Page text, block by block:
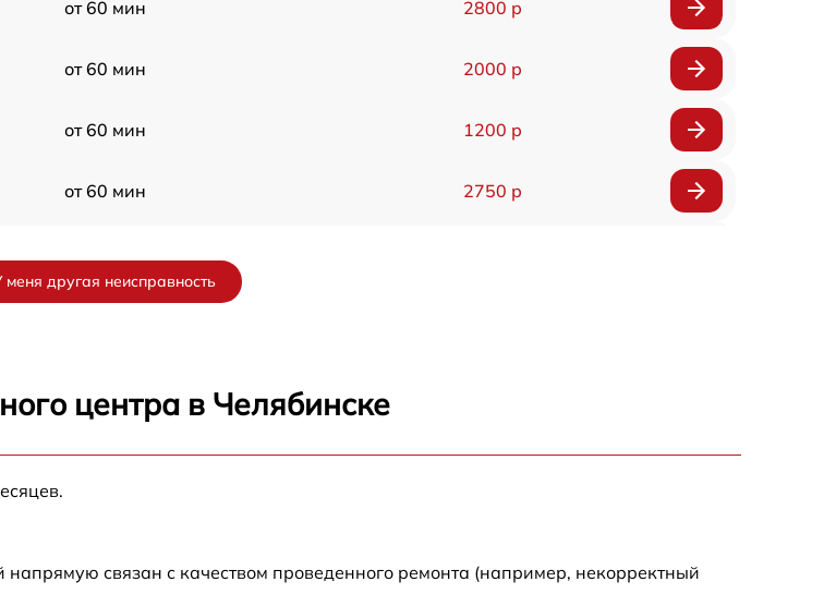
от 60 мин 2800 р
от 60 мин 2000 р
от 60 мин 1200 р
от 60 мин 2750 р
от 60 мин
от 60 мин 1100 р
от 60 мин 1800 р
меня другая неисправность
центра в Челябинске
связан с качеством проведенного ремонта (например, некорректный